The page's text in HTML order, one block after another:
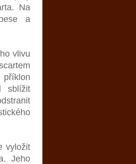
Na
a
vlivu
sblížit
vyložit
Jeho